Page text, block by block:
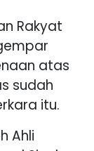
Rakyat
atas
sudah
itu.
Ahli